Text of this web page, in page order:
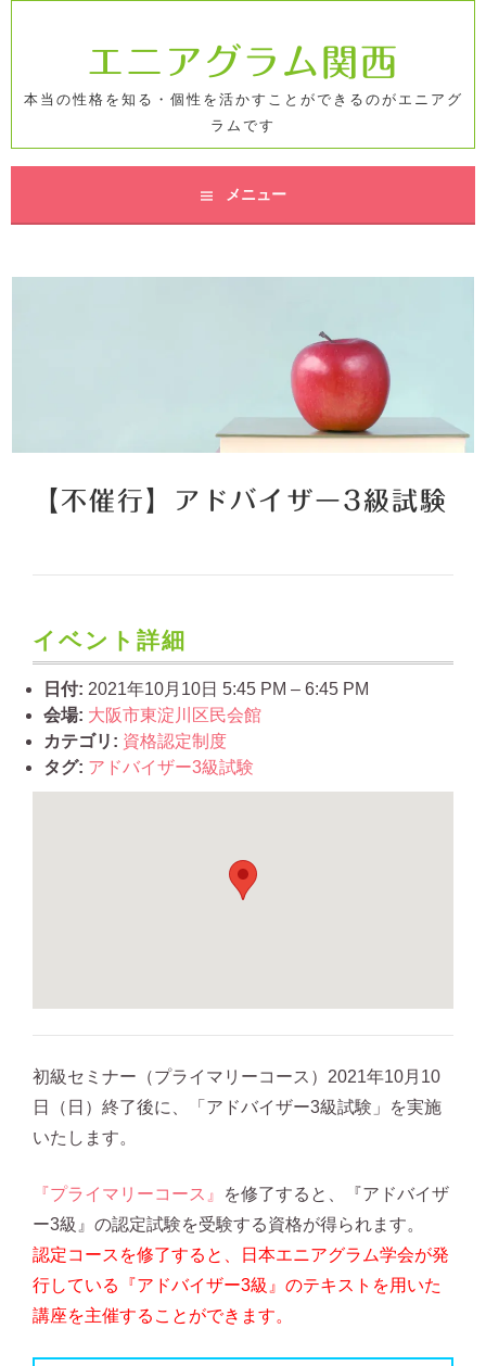
ス
ッ
エニアグラム関西
本当の性格を知る・個性を活かすことができるのがエニアグ
ラムです
メニュー
【不催行】アドバイザー3級試験
イベント詳細
日付: 2021年10月10日 5:45 PM –6:45 PM
会場: 大阪市東淀川区民会館
カテゴリ: 資格認定制度
タグ: アドバイザー3級試験
初級セミナー（プライマリーコース）2021年10月10
日（日）終了後に、「アドバイザー3級試験」を実施
いたします。
『プライマリーコース』 を修了すると、『アドバイザ
ー3級』の認定試験を受験する資格が得られます。
認定コースを修了すると、日本エニアグラム学会が発
行している『アドバイザー3級』のテキストを用いた
講座を主催することができます。